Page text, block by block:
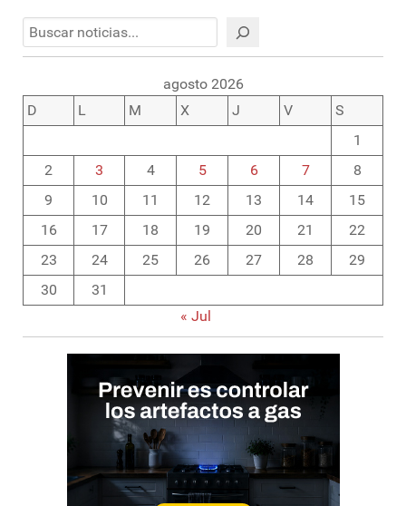
Buscar
agosto 2026
D
L M X J V
S
1
2
3 4 5 6 7
8
9
10 11 12 13 14
15
16
17 18 19 20 21
22
23
24 25 26 27 28
29
30
31
« Jul